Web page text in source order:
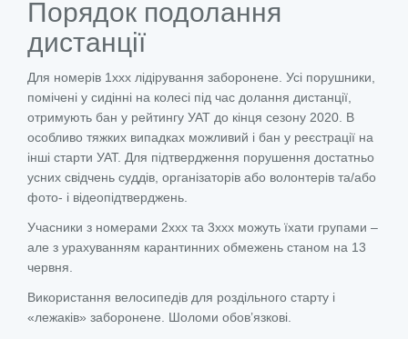
Порядок подолання
дистанції
Для номерів 1ххх лідірування заборонене. Усі порушники,
помічені у сидінні на колесі під час долання дистанції,
отримують бан у рейтингу УАТ до кінця сезону 2020. В
особливо тяжких випадках можливий і бан у реєстрації на
інші старти УАТ. Для підтвердження порушення достатньо
усних свідчень суддів, організаторів або волонтерів та/або
фото- і відеопідтверджень.
Учасники з номерами 2ххх та 3ххх можуть їхати групами –
але з урахуванням карантинних обмежень станом на 13
червня.
Використання велосипедів для роздільного старту і
«лежаків» заборонене. Шоломи обов’язкові.